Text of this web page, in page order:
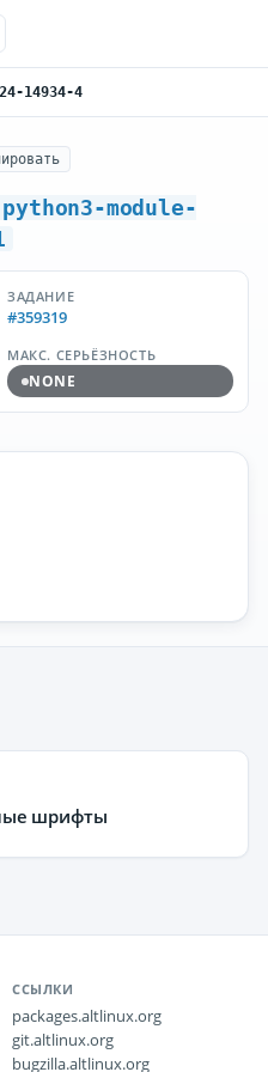
14934-4
python3-module-
ЗАДАНИЕ
#359319
МАКС. СЕРЬЁЗНОСТЬ
NONE
шрифты
ССЫЛКИ
packages.altlinux.org
git.altlinux.org
bugzilla.altlinux.org